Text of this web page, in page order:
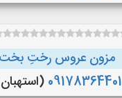
مزون عروس رختِ بخت
09178364401